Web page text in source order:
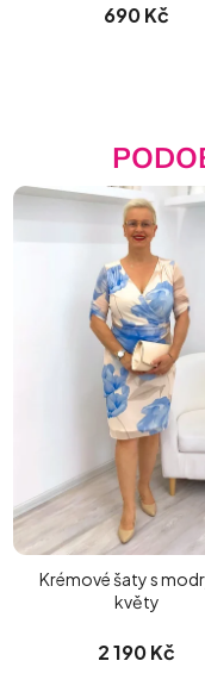
690 Kč
Krémové šaty s
květy
2 190 Kč